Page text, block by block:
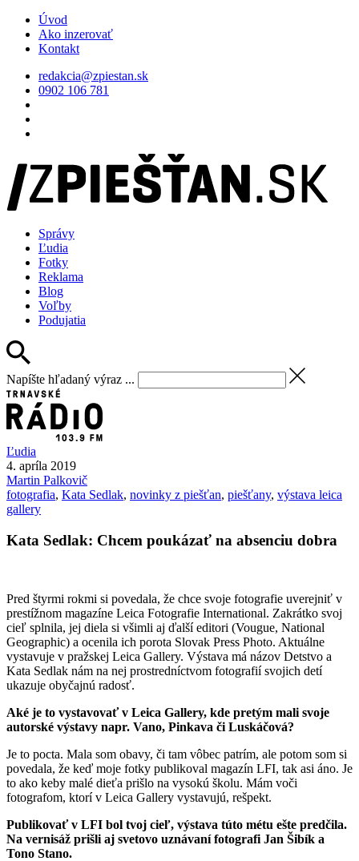
Úvod
Ako inzerovať
Kontakt
redakcia@zpiestan.sk
0902 106 781
Správy
Ľudia
Fotky
Reklama
Blog
Voľby
Podujatia
Napíšte hľadaný výraz ...
Ľudia
4. apríla 2019
Martin Palkovič
fotografia, Kata Sedlak, novinky z piešťan, piešťany, výstava leica
gallery
Kata Sedlak: Chcem poukázať na absenciu dobra
Pred štyrmi rokmi si povedala, že chce svoje fotografie uverejniť v
prestížnom magazíne Leica Fotografie International. Zakrátko svoj
cieľ splnila, jej diela si všimli aj ďalší editori (Vougue, National
Geographic) a ocenila ich porota Slovak Press Photo. Aktuálne
vystavuje v pražskej Leica Gallery. Výstava má názov Detstvo a
Kata Sedlak nám na nej prostredníctvom fotografií svojich detí
ukazuje obyčajnú radosť.
Aké je to vystavovať v Leica Gallery, kde pretým mali svoje
autorské výstavy napr. Vano, Pinkava či Luskáčová?
Je to pocta. Mala som obavy, či tam vôbec patrím, ale potom som si
povedala, že keď moje fotky publikoval magazín LFI, tak asi áno. Je
to ako keby malé dieťa prišlo na vysokú školu. Mám voči
fotografom, ktorí v Leica Gallery vystavujú, rešpekt.
Publikovať v LFI bol tvoj cieľ, výstava túto métu ešte predčila.
Na vernisáž prišli aj svetovo uznávaní fotografi Jan Šibík a
Tono Stano.